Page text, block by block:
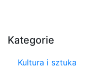
Kategorie
Kultura i sztuka